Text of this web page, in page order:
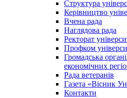
Структура
Керівництво
Вчена рада
Наглядова рада
Ректорат
Профком
Громадська
економічних
Рада ветеранів
Газета «Вісник
Контакти